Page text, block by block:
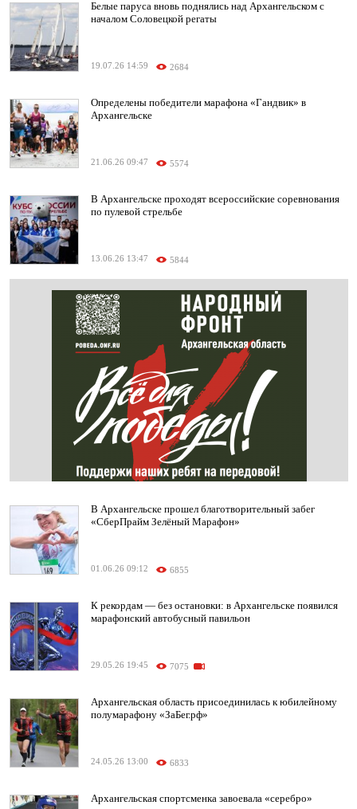
Белые паруса вновь поднялись над Архангельском с
началом Соловецкой регаты
19.07.26 14:59 2684
Определены победители марафона «Гандвик» в
Архангельске
21.06.26 09:47 5574
В Архангельске проходят всероссийские соревнования
по пулевой стрельбе
13.06.26 13:47 5844
В Архангельске прошел благотворительный забег
«СберПрайм Зелёный Марафон»
01.06.26 09:12 6855
К рекордам — без остановки: в Архангельске появился
марафонский автобусный павильон
29.05.26 19:45 7075
Архангельская область присоединилась к юбилейному
полумарафону «ЗаБег.рф»
24.05.26 13:00 6833
Архангельская спортсменка завоевала «серебро»